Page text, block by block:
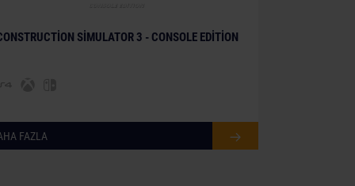
SIMULATOR 3 - CONSOLE EDITION
FAZLA